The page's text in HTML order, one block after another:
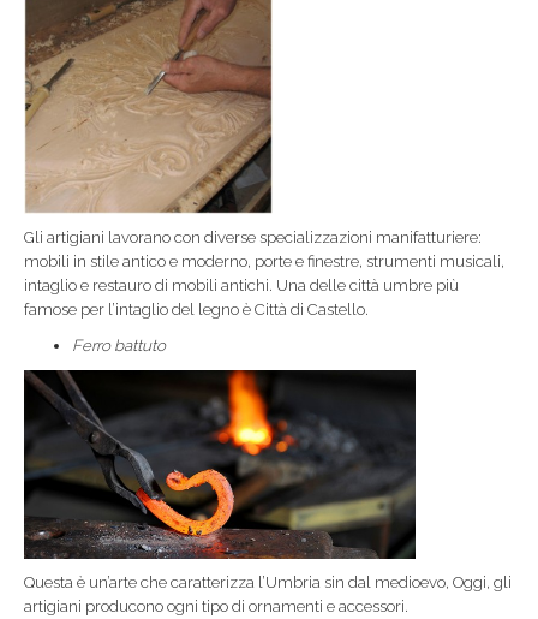
Gli artigiani lavorano con diverse specializzazioni manifatturiere:
mobili in stile antico e moderno, porte e finestre, strumenti musicali,
intaglio e restauro di mobili antichi. Una delle città umbre più
famose per l’intaglio del legno è Città di Castello.
Ferro battuto
Questa è un’arte che caratterizza l’Umbria sin dal medioevo, Oggi, gli
artigiani producono ogni tipo di ornamenti e accessori.